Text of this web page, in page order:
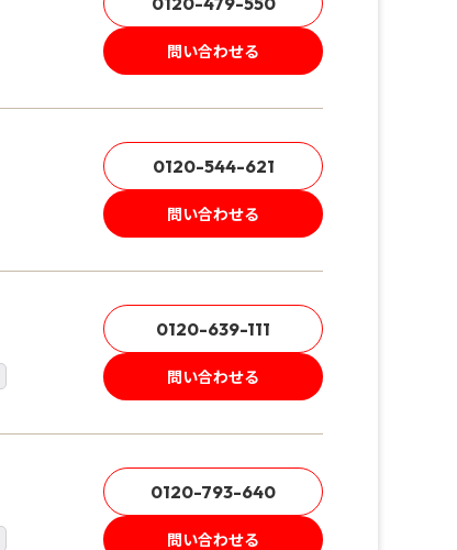
問い合わせる
0120-544-621
問い合わせる
0120-639-111
問い合わせる
0120-793-640
問い合わせる